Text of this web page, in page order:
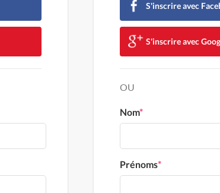
S'inscrire avec
S'inscrire avec
OU
Nom*
Prénoms*